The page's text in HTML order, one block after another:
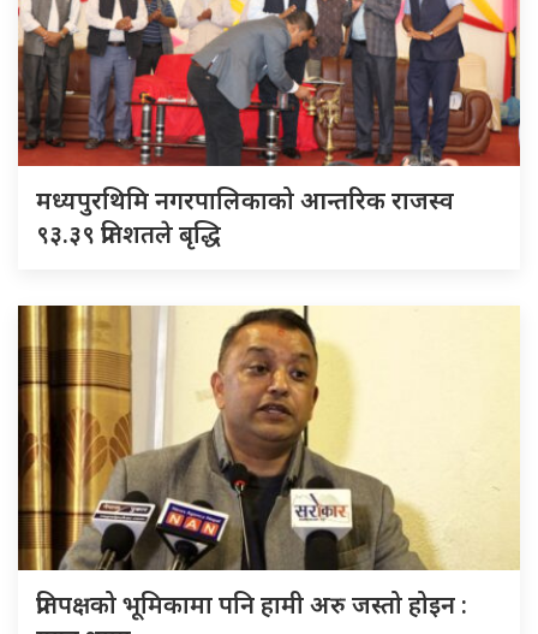
मध्यपुरथिमि नगरपालिकाको आन्तरिक राजस्व
९३.३९ प्रतिशतले बृद्धि
प्रतिपक्षको भूमिकामा पनि हामी अरु जस्तो होइन :